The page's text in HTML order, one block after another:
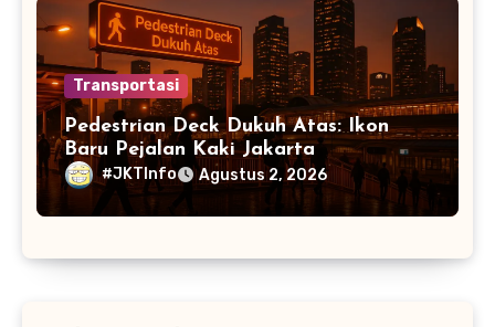
Transportasi
Pedestrian Deck Dukuh Atas: Ikon
Baru Pejalan Kaki Jakarta
#JKTInfo Agustus 2, 2026